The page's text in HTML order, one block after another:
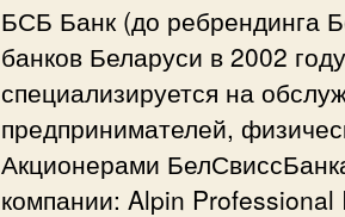
БСБ Банк (до ребрендинга
банков Беларуси в 2002
специализируется на
предпринимателей,
Акционерами
компании: Alpin